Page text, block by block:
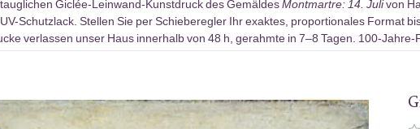
Giclée-Leinwand-Kunstdruck des GemäldesMontmartre: 14. Julivon
Schutzlack. Stellen Sie per Schieberegler Ihr exaktes, proportionales Format
verlassen unser Haus innerhalb von 48 h, gerahmte in 7–8 Tagen. 100-